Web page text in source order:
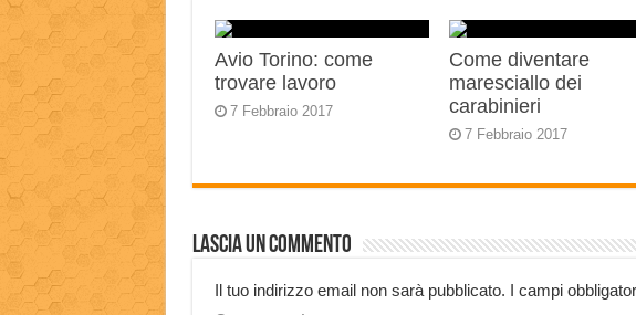
Avio Torino: come
trovare lavoro
7 Febbraio 2017
Come diventare
maresciallo dei
carabinieri
7 Febbraio 2017
Lascia un commento
Il tuo indirizzo email non sarà pubblicato. I campi